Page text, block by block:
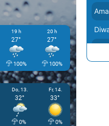
19 h
27°
100%
20 h
27°
100% 100%
Do, 13.
32°
0%
Fr, 14.
33°
0%